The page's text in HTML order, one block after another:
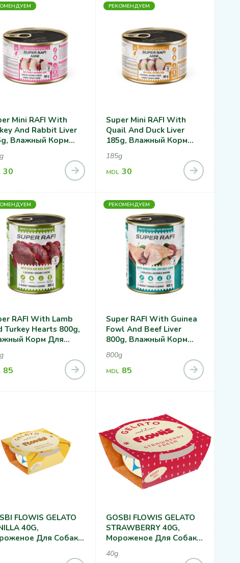
Mini RAFI With
And Rabbit Liver
Влажный Корм
Собак С Индейкой И
Кролика
30
РЕКОМЕНДУЕМ
Super Mini RAFI With
Quail And Duck Liver
185g, Влажный Корм
Для Собак С
Перепелкой И Печенью
Утки
185g
MDL 30
RAFI With Lamb
Turkey Hearts 800g,
Корм Для
Сердечками
85
РЕКОМЕНДУЕМ
Super RAFI With Guinea
Fowl And Beef Liver
800g, Влажный Корм
Говяжьей Печенью
800g
MDL 85
FLOWIS GELATO
40G,
Для Собак,
Ваниль
GOSBI FLOWIS GELATO
STRAWBERRY 40G,
Мороженое Для Собак,
Со Вкусом Клубники
40g